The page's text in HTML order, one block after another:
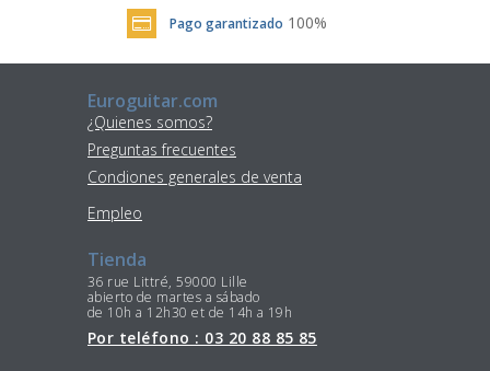
Pago garantizado 100%
Euroguitar.com
¿Quienes somos?
Preguntas frecuentes
Condiones generales de venta
Empleo
Tienda
36 rue Littré, 59000 Lille
abierto de martes a sábado
de 10h a 12h30 et de 14h a 19h
Por teléfono : 03 20 88 85 85